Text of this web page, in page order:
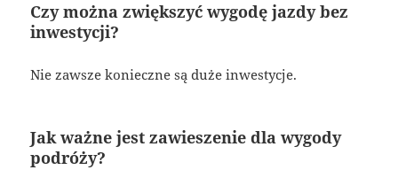
Czy można zwiększyć wygodę jazdy bez
inwestycji?
Nie zawsze konieczne są duże inwestycje.
Jak ważne jest zawieszenie dla wygody
podróży?